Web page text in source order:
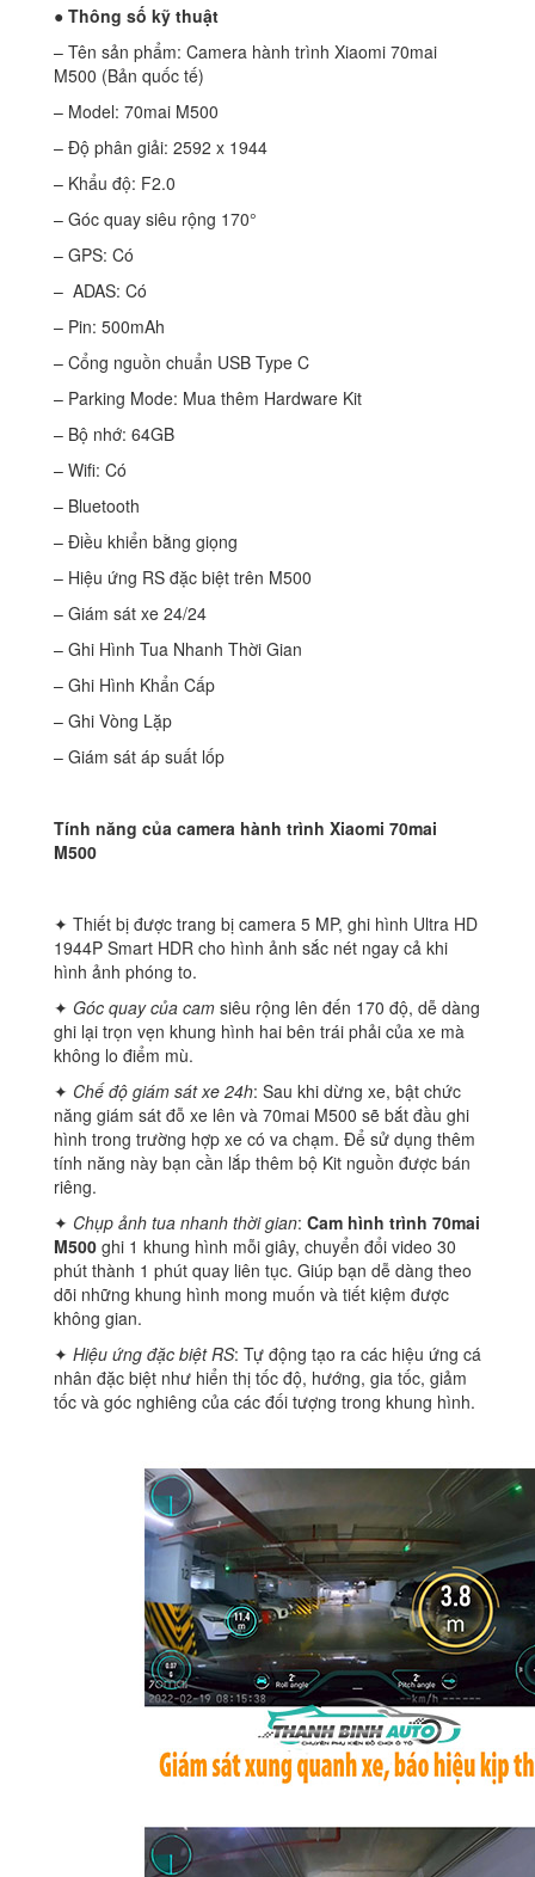
● Thông số kỹ thuật
– Tên sản phẩm: Camera hành trình Xiaomi 70mai
M500 (Bản quốc tế)
– Model: 70mai M500
– Độ phân giải: 2592 x 1944
– Khẩu độ: F2.0
– Góc quay siêu rộng 170°
– GPS: Có
– ADAS: Có
– Pin: 500mAh
– Cổng nguồn chuẩn USB Type C
– Parking Mode: Mua thêm Hardware Kit
– Bộ nhớ: 64GB
– Wifi: Có
– Bluetooth
– Điều khiển bằng giọng
– Hiệu ứng RS đặc biệt trên M500
– Giám sát xe 24/24
– Ghi Hình Tua Nhanh Thời Gian
– Ghi Hình Khẩn Cấp
– Ghi Vòng Lặp
– Giám sát áp suất lốp
Tính năng của camera hành trình Xiaomi 70mai
M500
✦ Thiết bị được trang bị camera 5 MP, ghi hình Ultra HD
1944P Smart HDR cho hình ảnh sắc nét ngay cả khi
hình ảnh phóng to.
✦ Góc quay của cam siêu rộng lên đến 170 độ, dễ dàng
ghi lại trọn vẹn khung hình hai bên trái phải của xe mà
không lo điểm mù.
✦ Chế độ giám sát xe 24h: Sau khi dừng xe, bật chức
năng giám sát đỗ xe lên và 70mai M500 sẽ bắt đầu ghi
hình trong trường hợp xe có va chạm. Để sử dụng thêm
tính năng này bạn cần lắp thêm bộ Kit nguồn được bán
riêng.
✦ Chụp ảnh tua nhanh thời gian: Cam hình trình 70mai
M500 ghi 1 khung hình mỗi giây, chuyển đổi video 30
phút thành 1 phút quay liên tục. Giúp bạn dễ dàng theo
dõi những khung hình mong muốn và tiết kiệm được
không gian.
✦ Hiệu ứng đặc biệt RS: Tự động tạo ra các hiệu ứng cá
nhân đặc biệt như hiển thị tốc độ, hướng, gia tốc, giảm
tốc và góc nghiêng của các đối tượng trong khung hình.